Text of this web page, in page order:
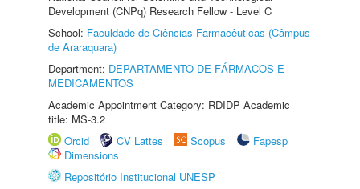
Development (CNPq) Research Fellow - Level C
School: Faculdade de Ciências Farmacêuticas (Câmpus
de Araraquara)
Department: DEPARTAMENTO DE FÁRMACOS E
MEDICAMENTOS
Academic Appointment Category: RDIDP Academic
title: MS-3.2
Orcid
CV Lattes Scopus
Fapesp
Dimensions
Repositório Institucional UNESP